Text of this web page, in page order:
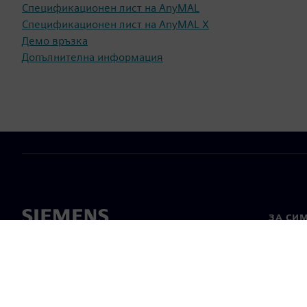
Спецификационен лист на AnyMAL
Спецификационен лист на AnyMAL X
Демо връзка
Допълнителна информация
ЗА